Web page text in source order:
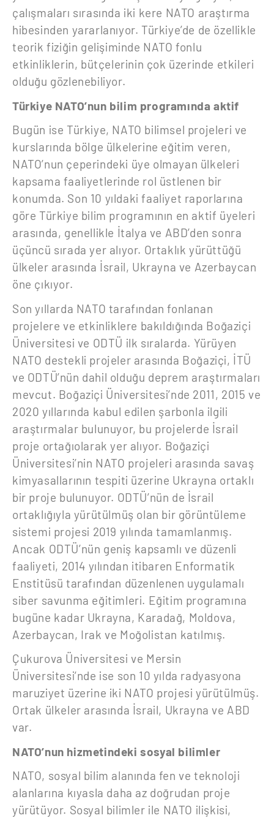
çalışmaları sırasında iki kere NATO araştırma
hibesinden yararlanıyor. Türkiye’de de özellikle
teorik fiziğin gelişiminde NATO fonlu
etkinliklerin, bütçelerinin çok üzerinde etkileri
olduğu gözlenebiliyor.
Türkiye NATO’nun bilim programında aktif
Bugün ise Türkiye, NATO bilimsel projeleri ve
kurslarında bölge ülkelerine eğitim veren,
NATO’nun çeperindeki üye olmayan ülkeleri
kapsama faaliyetlerinde rol üstlenen bir
konumda. Son 10 yıldaki faaliyet raporlarına
göre Türkiye bilim programının en aktif üyeleri
arasında, genellikle İtalya ve ABD’den sonra
üçüncü sırada yer alıyor. Ortaklık yürüttüğü
ülkeler arasında İsrail, Ukrayna ve Azerbaycan
öne çıkıyor.
Son yıllarda NATO tarafından fonlanan
projelere ve etkinliklere bakıldığında Boğaziçi
Üniversitesi ve ODTÜ ilk sıralarda. Yürüyen
NATO destekli projeler arasında Boğaziçi, İTÜ
ve ODTÜ’nün dahil olduğu deprem araştırmaları
mevcut. Boğaziçi Üniversitesi’nde 2011, 2015 ve
2020 yıllarında kabul edilen şarbonla ilgili
araştırmalar bulunuyor, bu projelerde İsrail
proje ortağıolarak yer alıyor. Boğaziçi
Üniversitesi’nin NATO projeleri arasında savaş
kimyasallarının tespiti üzerine Ukrayna ortaklı
bir proje bulunuyor. ODTÜ’nün de İsrail
ortaklığıyla yürütülmüş olan bir görüntüleme
sistemi projesi 2019 yılında tamamlanmış.
Ancak ODTÜ’nün geniş kapsamlı ve düzenli
faaliyeti, 2014 yılından itibaren Enformatik
Enstitüsü tarafından düzenlenen uygulamalı
siber savunma eğitimleri. Eğitim programına
bugüne kadar Ukrayna, Karadağ, Moldova,
Azerbaycan, Irak ve Moğolistan katılmış.
Çukurova Üniversitesi ve Mersin
Üniversitesi’nde ise son 10 yılda radyasyona
maruziyet üzerine iki NATO projesi yürütülmüş.
Ortak ülkeler arasında İsrail, Ukrayna ve ABD
var.
NATO’nun hizmetindeki sosyal bilimler
NATO, sosyal bilim alanında fen ve teknoloji
alanlarına kıyasla daha az doğrudan proje
yürütüyor. Sosyal bilimler ile NATO ilişkisi,